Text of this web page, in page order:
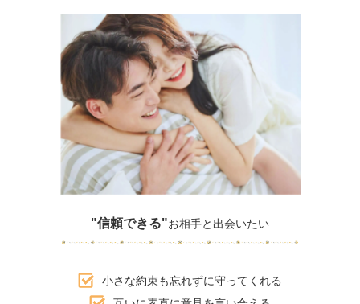
"信頼できる"お相手と出会いたい
小さな約束も忘れずに守ってくれる